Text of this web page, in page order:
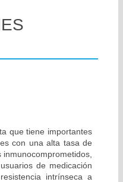
que tiene importantes
con una alta tasa de
de medicación
intrínseca a